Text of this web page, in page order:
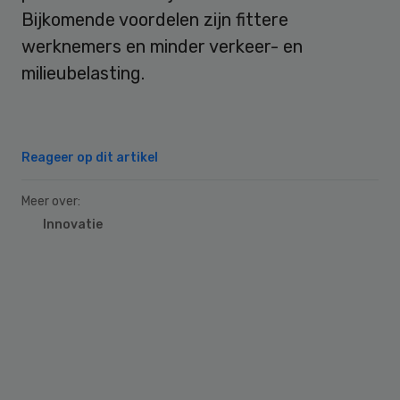
Bijkomende voordelen zijn fittere
werknemers en minder verkeer- en
milieubelasting.
Reageer op dit artikel
Meer over:
Innovatie